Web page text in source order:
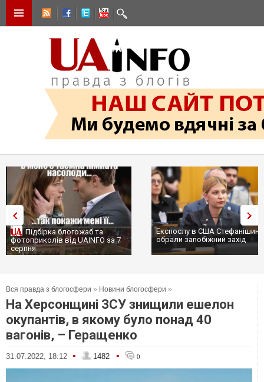
Підбірка блогожаб та
фотоприколів від UAINFO за 7
серпня
Експослу в США
обрали запобіжний захід
Вся правда з блогосфери » Новини блогосфери »
На Херсонщині ЗСУ знищили ешелон
окупантів, в якому було понад 40
вагонів, – Геращенко
31.07.2022, 18:12 • 1482 • 0